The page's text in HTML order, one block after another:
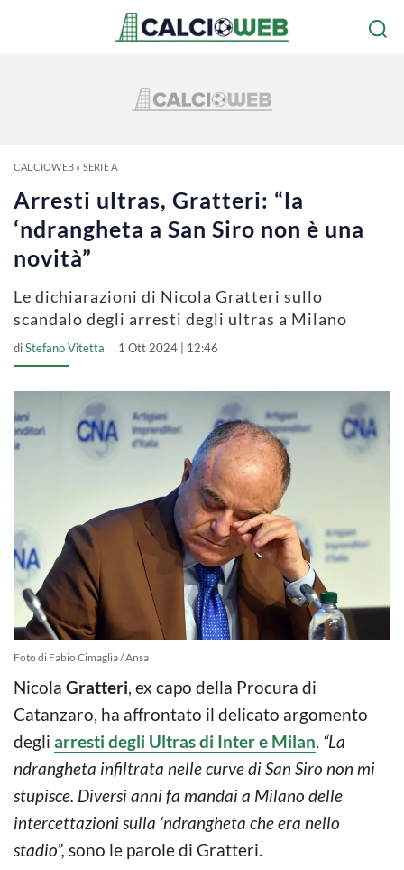
CALCIOWEB» SERIE A
Arresti ultras, Gratteri: “la
‘ndrangheta a San Siro non è una
novità”
Le dichiarazioni di Nicola Gratteri sullo
scandalo degli arresti degli ultras a Milano
diStefano Vitetta 1 Ott 2024 | 12:46
Foto di Fabio Cimaglia / Ansa
Nicola Gratteri, ex capo della Procura di
Catanzaro, ha affrontato il delicato argomento
degli arresti degli Ultras di Inter e Milan. “La
ndrangheta infiltrata nelle curve di San Siro non mi
stupisce. Diversi anni fa mandai a Milano delle
intercettazioni sulla ‘ndrangheta che era nello
stadio”, sono le parole di Gratteri.